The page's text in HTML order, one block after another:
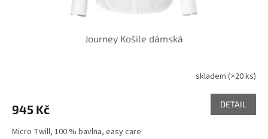
Journey Košile dámská
skladem (>20 ks)
945 Kč DETAIL
Micro Twill, 100 % bavlna, easy care